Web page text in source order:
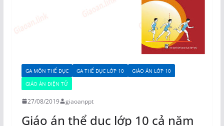
GA MÔN THỂ DỤC GA THỂ DỤC LỚP 10
GIÁO ÁN LỚP 10
GIÁO ÁN ĐIỆN TỬ
27/08/2019 giaoanppt
Giáo án thể dục lớp 10 cả năm